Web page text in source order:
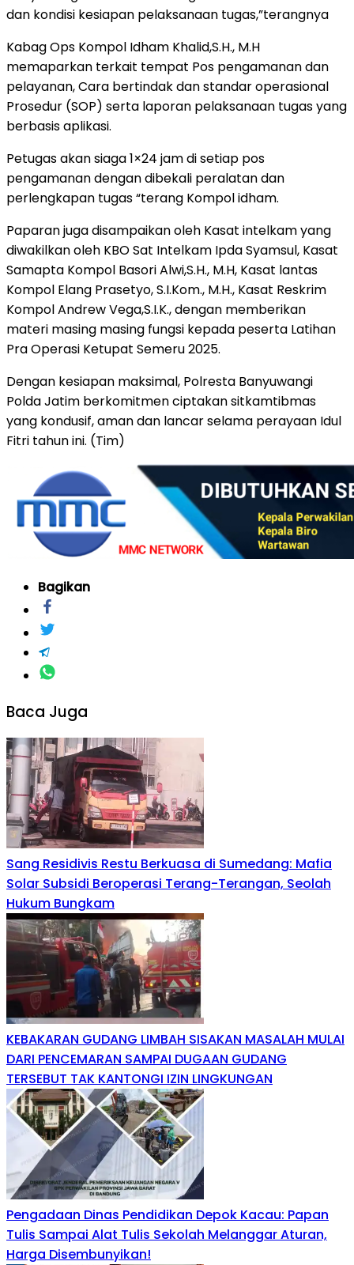
dan kondisi kesiapan pelaksanaan tugas,”terangnya
Kabag Ops Kompol Idham Khalid,S.H., M.H
memaparkan terkait tempat Pos pengamanan dan
pelayanan, Cara bertindak dan standar operasional
Prosedur (SOP) serta laporan pelaksanaan tugas yang
berbasis aplikasi.
Petugas akan siaga 1×24 jam di setiap pos
pengamanan dengan dibekali peralatan dan
perlengkapan tugas “terang Kompol idham.
Paparan juga disampaikan oleh Kasat intelkam yang
diwakilkan oleh KBO Sat Intelkam Ipda Syamsul, Kasat
Samapta Kompol Basori Alwi,S.H., M.H, Kasat lantas
Kompol Elang Prasetyo, S.I.Kom., M.H., Kasat Reskrim
Kompol Andrew Vega,S.I.K., dengan memberikan
materi masing masing fungsi kepada peserta Latihan
Pra Operasi Ketupat Semeru 2025.
Dengan kesiapan maksimal, Polresta Banyuwangi
Polda Jatim berkomitmen ciptakan sitkamtibmas
yang kondusif, aman dan lancar selama perayaan Idul
Fitri tahun ini. (Tim)
Bagikan
Baca Juga
Sang Residivis Restu Berkuasa di Sumedang: Mafia
Solar Subsidi Beroperasi Terang-Terangan, Seolah
Hukum Bungkam
KEBAKARAN GUDANG LIMBAH SISAKAN MASALAH MULAI
DARI PENCEMARAN SAMPAI DUGAAN GUDANG
TERSEBUT TAK KANTONGI IZIN LINGKUNGAN
Pengadaan Dinas Pendidikan Depok Kacau: Papan
Tulis Sampai Alat Tulis Sekolah Melanggar Aturan,
Harga Disembunyikan!